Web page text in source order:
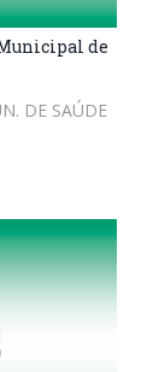
de
DE SAÚDE